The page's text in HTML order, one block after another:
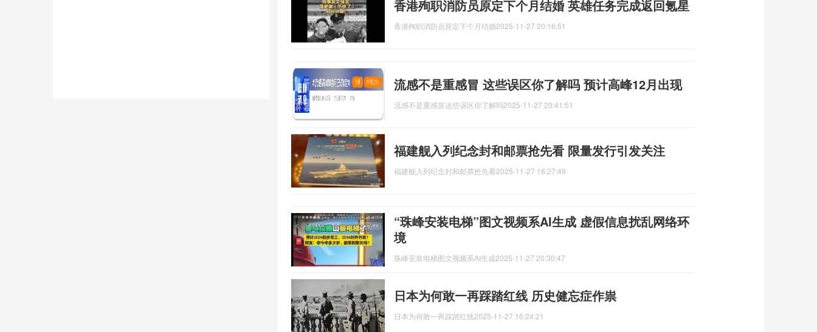
香港殉职消防员原定下个月结婚 英雄任务完成返回氪星
香港殉职消防员原定下个月结婚2025-11-27 20:16:51
流感不是重感冒 这些误区你了解吗 预计高峰12月出现
流感不是重感冒这些误区你了解吗2025-11-27 20:41:51
福建舰入列纪念封和邮票抢先看 限量发行引发关注
福建舰入列纪念封和邮票抢先看2025-11-27 16:27:49
“珠峰安装电梯”图文视频系AI生成 虚假信息扰乱网络环
境
珠峰安装电梯图文视频系AI生成2025-11-27 20:30:47
日本为何敢一再踩踏红线 历史健忘症作祟
日本为何敢一再踩踏红线2025-11-27 16:24:21